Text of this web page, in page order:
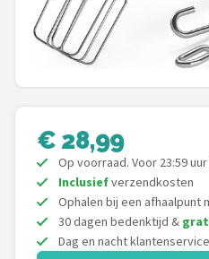
Kenwood
Magimix
Braun
Bardi
€ 28,99
Op voorraad. Voor 23:59
Inclusiefverzendkosten
Ophalen bij een afhaalpunt
30 dagen bedenktijd &
Dag en nacht klantenservice